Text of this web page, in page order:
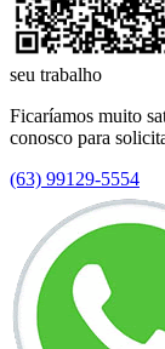
seu trabalho
Ficaríamos muito
conosco para
(63) 99129-5554